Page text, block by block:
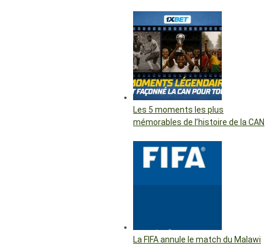
Les 5 moments les plus
mémorables de l’histoire de la CAN
La FIFA annule le match du Malawi